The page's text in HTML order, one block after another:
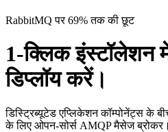
RabbitMQ पर 69% तक की छूट
1-क्लिक इंस्टॉलेशन
डिप्लॉय करें।
डिस्ट्रिब्यूटेड एप्लिकेशन कॉम्पोनेंट्स के
के लिए ओपन-सोर्स AMQP मैसेज ब्रोकर।